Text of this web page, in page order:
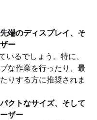
端のディスプレイ、そ
ー
るでしょう。特に、
な作業を行ったり、最
りする方に推奨されま
クトなサイズ、そして
ザー